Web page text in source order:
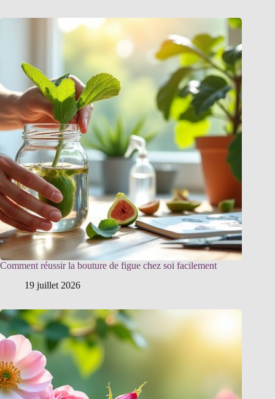
Comment réussir la bouture de figue chez soi facilement
19 juillet 2026